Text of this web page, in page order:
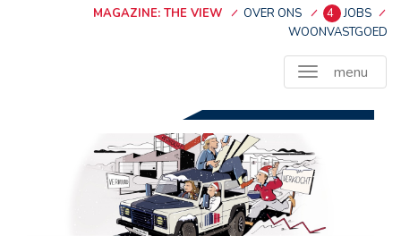
MAGAZINE: THE VIEW
OVER ONS 4 JOBS
WOONVASTGOED
menu